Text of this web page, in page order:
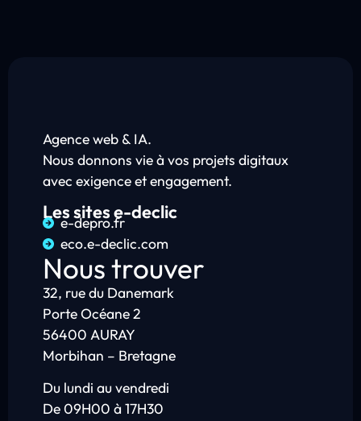
Agence web & IA.
Nous donnons vie à vos projets digitaux
avec exigence et engagement.
Les sites e-declic
e-depro.fr
eco.e-declic.com
Nous trouver
32, rue du Danemark
Porte Océane 2
56400 AURAY
Morbihan – Bretagne
Du lundi au vendredi
De 09H00 à 17H30